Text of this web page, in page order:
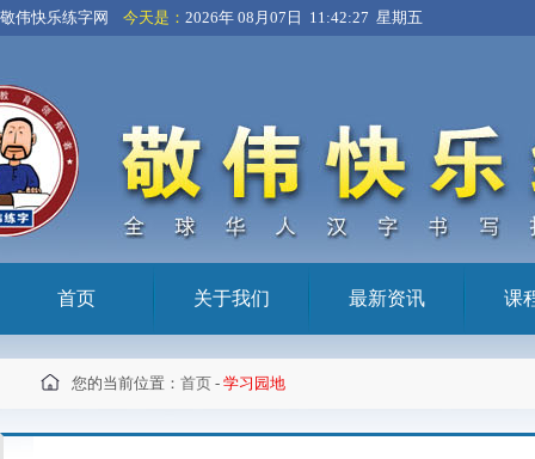
敬伟快乐练字网 今天是： 2026年 08月07日 11:42:28 星期五
首页 关于我们 最新资讯 课
您的当前位置： 首页 - 学习园地